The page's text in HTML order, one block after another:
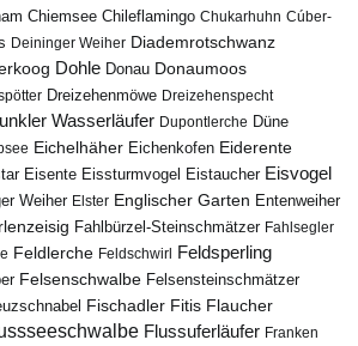
Chiemsee Chileflamingo Chukarhuhn Cúber-
Deininger Weiher Diademrotschwanz
Dohle Donau Donaumoos
Dreizehenmöwe Dreizehenspecht
Wasserläufer Dupontlerche Düne
Eichelhäher Eichenkofen Eiderente
Eisente Eissturmvogel Eistaucher Eisvogel
Weiher Elster Englischer Garten Entenweiher
Fahlbürzel-Steinschmätzer Fahlsegler
Feldlerche Feldschwirl Feldsperling
Felsenschwalbe Felsensteinschmätzer
Fischadler Fitis Flaucher
Flussuferläufer Franken